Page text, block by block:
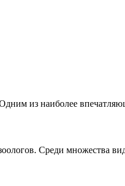
из наиболее
Среди множества